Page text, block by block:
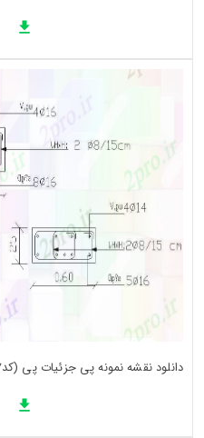
دانلود نقشه نمونه پی جزئیات پی (کد29597)